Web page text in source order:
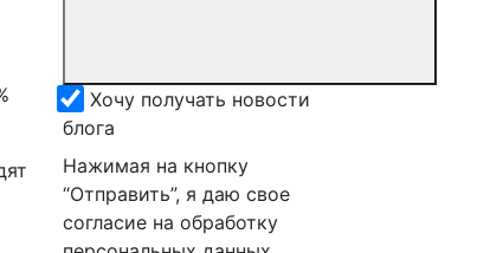
Хочу получать новости
блога
Нажимая на кнопку
“Отправить”, я даю свое
согласие на обработку